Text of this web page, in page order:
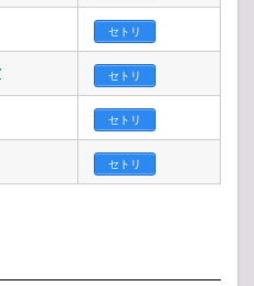
セトリ
セトリ
セトリ
セトリ